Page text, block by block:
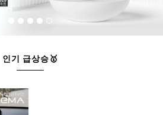
인기 급상승🥇